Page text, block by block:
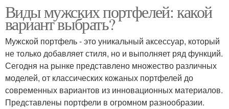
Виды мужских портфелей: какой
вариант выбрать?
Мужской портфель - это уникальный аксессуар, который
не только добавляет стиля, но и выполняет ряд функций.
Сегодня на рынке представлено множество различных
моделей, от классических кожаных портфелей до
современных вариантов из инновационных материалов.
Представлены портфели в огромном разнообразии.